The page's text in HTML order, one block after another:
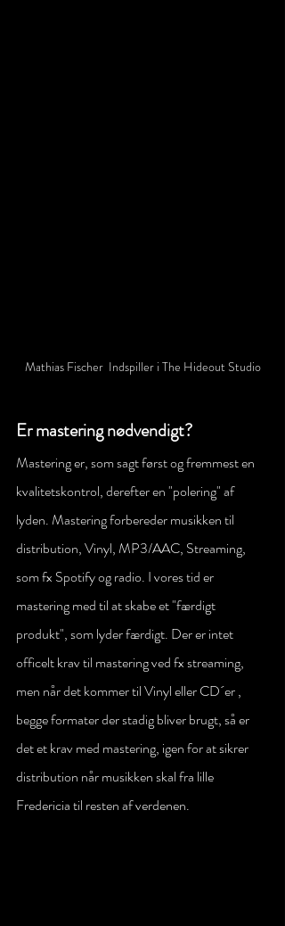
Mathias Fischer  Indspiller i The Hideout Studio
Er mastering nødvendigt?
Mastering er, som sagt først og fremmest en
kvalitetskontrol, derefter en "polering" af
lyden. Mastering forbereder musikken til
distribution, Vinyl, MP3/AAC, Streaming,
som fx Spotify og radio. I vores tid er
mastering med til at skabe et "færdigt
produkt", som lyder færdigt. Der er intet
officelt krav til mastering ved fx streaming,
men når det kommer til Vinyl eller CD´er ,
begge formater der stadig bliver brugt, så er
det et krav med mastering, igen for at sikrer
distribution når musikken skal fra lille
Fredericia til resten af verdenen.